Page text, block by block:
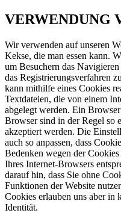
VERWENDUNG
Wir verwenden auf unseren
Kekse, die man essen kann.
um Besuchern das
das Registrierungsverfahren
kann mithilfe eines Cookies
Textdateien, die von einem
abgelegt werden. Ein
Browser sind in der Regel so
akzeptiert werden. Die
auch so anpassen, dass
Bedenken wegen der
Ihres Internet-Browsers
darauf hin, dass Sie ohne
Funktionen der Website
Cookies erlauben uns aber in
Identität.